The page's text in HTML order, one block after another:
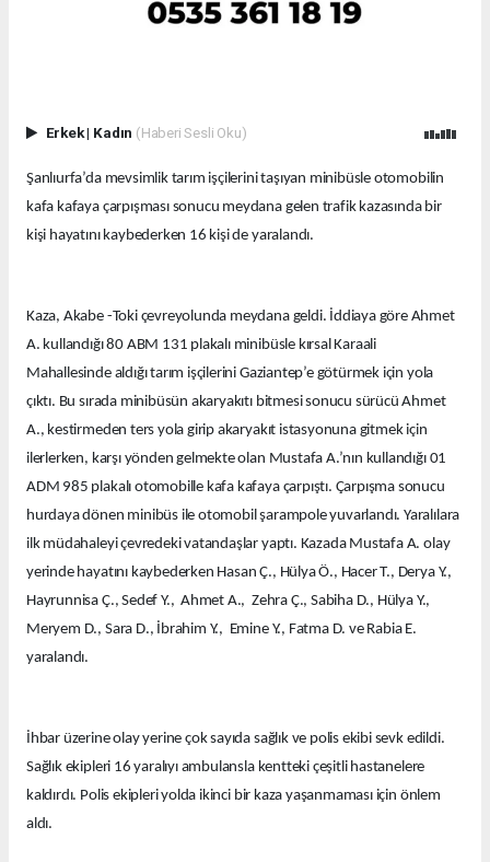
Erkek| Kadın (Haberi Sesli Oku)
Şanlıurfa’da mevsimlik tarım işçilerini taşıyan minibüsle otomobilin
kafa kafaya çarpışması sonucu meydana gelen trafik kazasında bir
kişi hayatını kaybederken 16 kişi de yaralandı.
Kaza, Akabe -Toki çevreyolunda meydana geldi. İddiaya göre Ahmet
A. kullandığı 80 ABM 131 plakalı minibüsle kırsal Karaali
Mahallesinde aldığı tarım işçilerini Gaziantep’e götürmek için yola
çıktı. Bu sırada minibüsün akaryakıtı bitmesi sonucu sürücü Ahmet
A., kestirmeden ters yola girip akaryakıt istasyonuna gitmek için
ilerlerken, karşı yönden gelmekte olan Mustafa A.’nın kullandığı 01
ADM 985 plakalı otomobille kafa kafaya çarpıştı. Çarpışma sonucu
hurdaya dönen minibüs ile otomobil şarampole yuvarlandı. Yaralılara
ilk müdahaleyi çevredeki vatandaşlar yaptı. Kazada Mustafa A. olay
yerinde hayatını kaybederken Hasan Ç., Hülya Ö., Hacer T., Derya Y.,
Hayrunnisa Ç., Sedef Y., Ahmet A., Zehra Ç., Sabiha D., Hülya Y.,
Meryem D., Sara D., İbrahim Y., Emine Y., Fatma D. ve Rabia E.
yaralandı.
İhbar üzerine olay yerine çok sayıda sağlık ve polis ekibi sevk edildi.
Sağlık ekipleri 16 yaralıyı ambulansla kentteki çeşitli hastanelere
kaldırdı. Polis ekipleri yolda ikinci bir kaza yaşanmaması için önlem
aldı.